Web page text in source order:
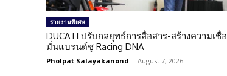
รายงานพิเศษ
DUCATI ปรับกลยุทธ์การสื่อสาร-สร้างความเชื่อ
มั่นแบรนด์ชู Racing DNA
Pholpat Salayakanond - August 7, 2026